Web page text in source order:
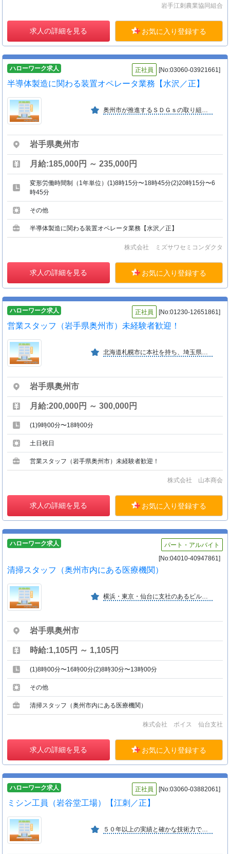
岩手江刺農業協同組合
求人の詳細を見る お気に入り登録する
ハローワーク求人 正社員 [No:03060-03921661]
半導体製造に関わる装置オペレータ業務【水沢／正】
奥州市が推進するＳＤＧｓの取り組みに強い共感を持ち、その活動を支援しています。今後もＳＤＧｓを軸にした活動を推進し、社会の持続的発展に貢献して参ります。
岩手県奥州市
月給:185,000円 ～ 235,000円
変形労働時間制（1年単位）(1)8時15分〜18時45分(2)20時15分〜6
時45分
その他
半導体製造に関わる装置オペレータ業務【水沢／正】
株式会社 ミズサワセミコンダクタ
求人の詳細を見る お気に入り登録する
ハローワーク求人 正社員 [No:01230-12651861]
営業スタッフ（岩手県奥州市）未経験者歓迎！
北海道札幌市に本社を持ち、埼玉県、ベナン共和国に支店を持つ。アフリカを中心に、ロシア、モンゴル、ドバイ、ニュージーランドにネットワークを持つ。語学研修制度有り。
岩手県奥州市
月給:200,000円 ～ 300,000円
(1)9時00分〜18時00分
土日祝日
営業スタッフ（岩手県奥州市）未経験者歓迎！
株式会社 山本商会
求人の詳細を見る お気に入り登録する
ハローワーク求人
パート・アルバイト
[No:04010-40947861]
清掃スタッフ（奥州市内にある医療機関）
横浜・東京・仙台に支社のあるビルメン会社です。仙台支社は商業施設の清掃を中心に行っており、おもに２０代〜６０代の幅広い年代の方が活躍しています。
岩手県奥州市
時給:1,105円 ～ 1,105円
(1)8時00分〜16時00分(2)8時30分〜13時00分
その他
清掃スタッフ（奥州市内にある医療機関）
株式会社 ボイス 仙台支社
求人の詳細を見る お気に入り登録する
ハローワーク求人 正社員 [No:03060-03882061]
ミシン工員（岩谷堂工場）【江刺／正】
５０年以上の実績と確かな技術力で、取引先様に評価され信頼を得ていますので、安心して働けます。